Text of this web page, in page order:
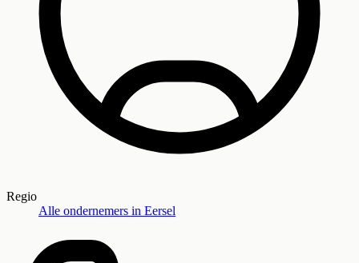
Regio
Alle ondernemers in Eersel